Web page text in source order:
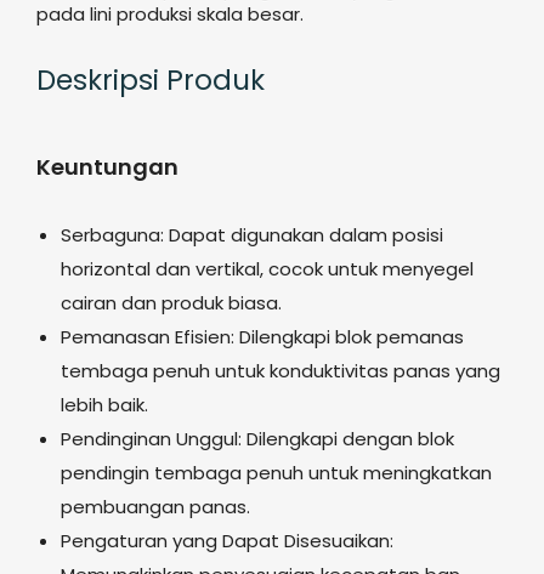
pada lini produksi skala besar.
Deskripsi Produk
Keuntungan
Serbaguna: Dapat digunakan dalam posisi
horizontal dan vertikal, cocok untuk menyegel
cairan dan produk biasa.
Pemanasan Efisien: Dilengkapi blok pemanas
tembaga penuh untuk konduktivitas panas yang
lebih baik.
Pendinginan Unggul: Dilengkapi dengan blok
pendingin tembaga penuh untuk meningkatkan
pembuangan panas.
Pengaturan yang Dapat Disesuaikan: